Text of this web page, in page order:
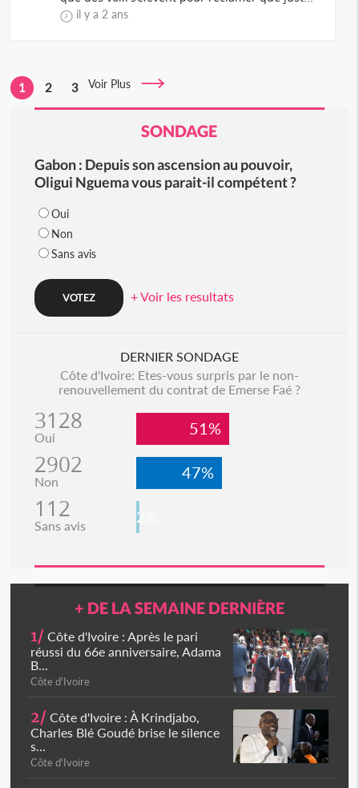
il y a 2 ans
1 2 3 Voir Plus
SONDAGE
Gabon : Depuis son ascension au pouvoir,
Oligui Nguema vous parait-il compétent ?
Oui
Non
Sans avis
+ Voir les resultats
DERNIER SONDAGE
Côte d'Ivoire: Etes-vous surpris par le non-
renouvellement du contrat de Emerse Faé ?
3128
Oui 51%
2902
Non 47%
112
Sans avis 2%
+ DE LA SEMAINE DERNIÈRE
1/ Côte d'Ivoire : Après le pari
réussi du 66e anniversaire, Adama
B...
Côte d'Ivoire
2/ Côte d'Ivoire : À Krindjabo,
Charles Blé Goudé brise le silence
s...
Côte d'Ivoire